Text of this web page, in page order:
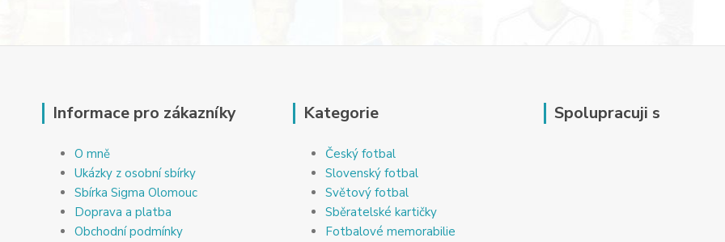
Informace pro zákazníky
O mně
Ukázky z osobní sbírky
Sbírka Sigma Olomouc
Doprava a platba
Obchodní podmínky
Kategorie
Český fotbal
Slovenský fotbal
Světový fotbal
Sběratelské kartičky
Fotbalové memorabilie
Spolupracuji s